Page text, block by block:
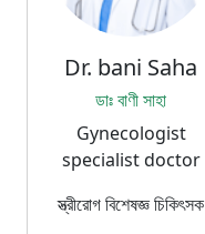
Dr. bani Saha
ডাঃ বাণী সাহা
Gynecologist
specialist doctor
স্ত্রীরোগ বিশেষজ্ঞ চিকিৎসক